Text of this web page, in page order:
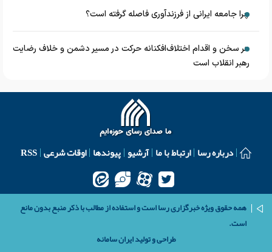
چرا جامعه ایرانی از فرزندآوری فاصله گرفته است؟
هر سخن و اقدام اختلاف‌افکنانه حرکت در مسیر دشمن و خلاف رضایت
رهبر انقلاب است
درباره رسا ارتباط با ما آرشیو پیوندها اوقات شرعی RSS
همه حقوق ویژه خبرگزاری رسا است و استفاده از مطالب با ذکر منبع بدون مانع
است.
طراحی و تولیدایران سامانه